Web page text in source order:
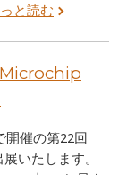
と読む
Microchip
開催の第22回
いたします。